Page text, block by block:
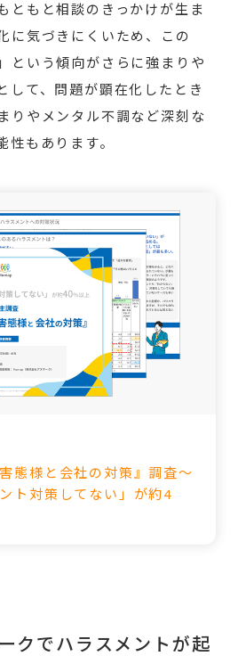
ともと相談のきっかけが生ま
に気づきにくいため、この
という傾向がさらに強まりや
して、問題が顕在化したとき
りやメンタル不調など深刻な
性もあります。
態様と会社の対策』調査～
ト対策してない」が約4
クでハラスメントが起